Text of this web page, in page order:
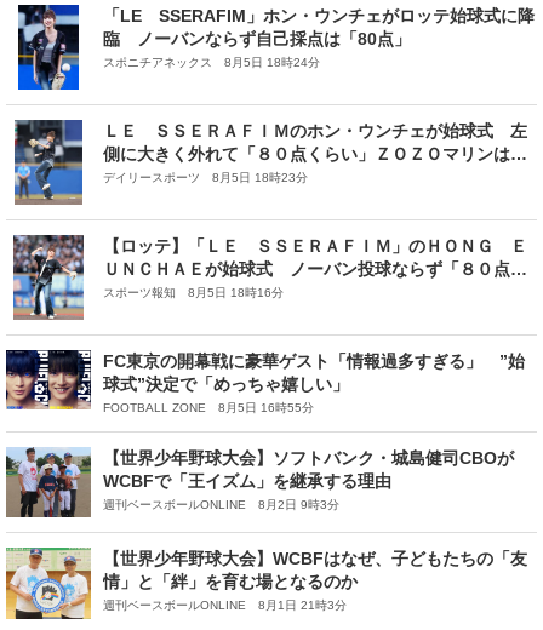
「LE SSERAFIM」ホン・ウンチェがロッテ始球式に降
臨 ノーバンならず自己採点は「80点」
スポニチアネックス 8月5日 18時24分
ＬＥ ＳＳＥＲＡＦＩＭのホン・ウンチェが始球式 左
側に大きく外れて「８０点くらい」ＺＯＺＯマリンは
「大きくてびっくり。サマーソニックでここのステージ
デイリースポーツ 8月5日 18時23分
【ロッテ】「ＬＥ ＳＳＥＲＡＦＩＭ」のＨＯＮＧ Ｅ
ＵＮＣＨＡＥが始球式 ノーバン投球ならず「８０点く
らいでしょうか」
スポーツ報知 8月5日 18時16分
FC東京の開幕戦に豪華ゲスト「情報過多すぎる」 ”始
球式”決定で「めっちゃ嬉しい」
FOOTBALL ZONE 8月5日 16時55分
【世界少年野球大会】ソフトバンク・城島健司CBOが
WCBFで「王イズム」を継承する理由
週刊ベースボールONLINE 8月2日 9時3分
【世界少年野球大会】WCBFはなぜ、子どもたちの「友
情」と「絆」を育む場となるのか
週刊ベースボールONLINE 8月1日 21時3分